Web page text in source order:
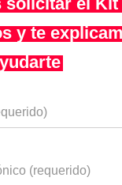
y te